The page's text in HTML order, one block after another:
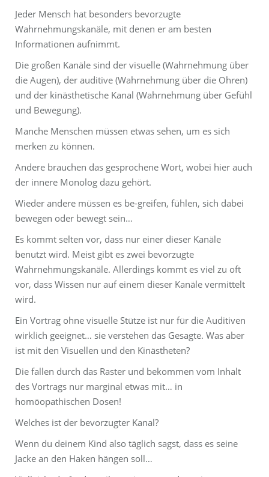
Jeder Mensch hat besonders bevorzugte
Wahrnehmungskanäle, mit denen er am besten
Informationen aufnimmt.
Die großen Kanäle sind der visuelle (Wahrnehmung über
die Augen), der auditive (Wahrnehmung über die Ohren)
und der kinästhetische Kanal (Wahrnehmung über Gefühl
und Bewegung).
Manche Menschen müssen etwas sehen, um es sich
merken zu können.
Andere brauchen das gesprochene Wort, wobei hier auch
der innere Monolog dazu gehört.
Wieder andere müssen es be-greifen, fühlen, sich dabei
bewegen oder bewegt sein…
Es kommt selten vor, dass nur einer dieser Kanäle
benutzt wird. Meist gibt es zwei bevorzugte
Wahrnehmungskanäle. Allerdings kommt es viel zu oft
vor, dass Wissen nur auf einem dieser Kanäle vermittelt
wird.
Ein Vortrag ohne visuelle Stütze ist nur für die Auditiven
wirklich geeignet… sie verstehen das Gesagte. Was aber
ist mit den Visuellen und den Kinästheten?
Die fallen durch das Raster und bekommen vom Inhalt
des Vortrags nur marginal etwas mit… in
homöopathischen Dosen!
Welches ist der bevorzugter Kanal?
Wenn du deinem Kind also täglich sagst, dass es seine
Jacke an den Haken hängen soll…